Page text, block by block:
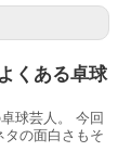
くある卓球
球芸人。 今回
タの面白さもそ